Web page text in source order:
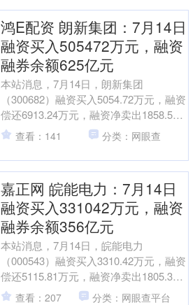
鸿E配资 朗新集团：7月14日
融资买入505472万元，融资
融券余额625亿元
本站消息，7月14日，朗新集团
（300682）融资买入5054.72万元，融资
偿还6913.24万元，融资净卖出1858.52
万元，融资余额6.23亿元，近20....
查看：141 分类：网眼查
嘉正网 皖能电力：7月14日
融资买入331042万元，融资
融券余额356亿元
本站消息，7月14日，皖能电力
（000543）融资买入3310.42万元，融资
偿还5115.81万元，融资净卖出1805.39
万元，融资余额3.52亿元。 融券....
查看：207 分类：网眼查平台